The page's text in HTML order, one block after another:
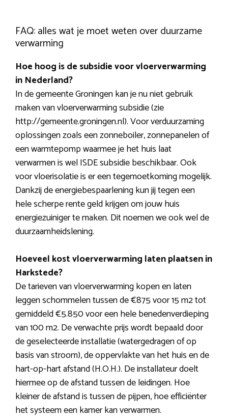
FAQ: alles wat je moet weten over duurzame
verwarming
Hoe hoog is de subsidie voor vloerverwarming
in Nederland?
In de gemeente Groningen kan je nu niet gebruik
maken van vloerverwarming subsidie (zie
http://gemeente.groningen.nl). Voor verduurzaming
oplossingen zoals een zonneboiler, zonnepanelen of
een warmtepomp waarmee je het huis laat
verwarmen is wel ISDE subsidie beschikbaar. Ook
voor vloerisolatie is er een tegemoetkoming mogelijk.
Dankzij de energiebespaarlening kun jij tegen een
hele scherpe rente geld krijgen om jouw huis
energiezuiniger te maken. Dit noemen we ook wel de
duurzaamheidslening.
Hoeveel kost vloerverwarming laten plaatsen in
Harkstede?
De tarieven van vloerverwarming kopen en laten
leggen schommelen tussen de €875 voor 15 m2 tot
gemiddeld €5.850 voor een hele benedenverdieping
van 100 m2. De verwachte prijs wordt bepaald door
de geselecteerde installatie (watergedragen of op
basis van stroom), de oppervlakte van het huis en de
hart-op-hart afstand (H.O.H.). De installateur doelt
hiermee op de afstand tussen de leidingen. Hoe
kleiner de afstand is tussen de pijpen, hoe efficiënter
het systeem een kamer kan verwarmen.